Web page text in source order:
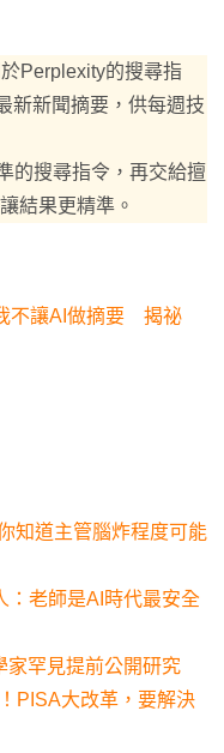
於Perplexity的搜尋指
新新聞摘要，供每週技
的搜尋指令，再交給擅
結果更精準。
不讓AI做摘要 揭祕
知道主管腦炸程度可能
老師是AI時代最安全
家罕見提前公開研究
PISA大改革，要解決